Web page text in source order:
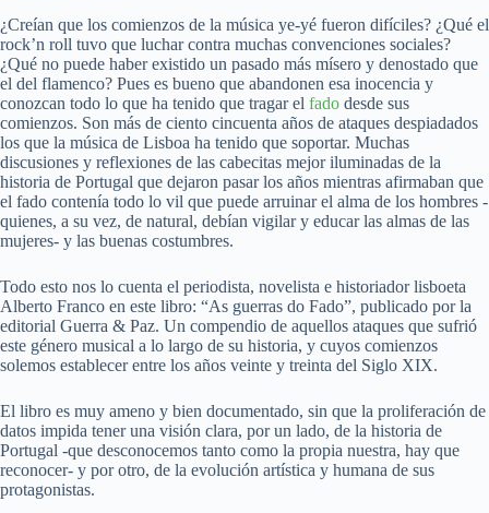
¿Creían que los comienzos de la música ye-yé fueron difíciles? ¿Qué el
rock’n roll tuvo que luchar contra muchas convenciones sociales?
¿Qué no puede haber existido un pasado más mísero y denostado que
el del flamenco? Pues es bueno que abandonen esa inocencia y
conozcan todo lo que ha tenido que tragar el fado desde sus
comienzos. Son más de ciento cincuenta años de ataques despiadados
los que la música de Lisboa ha tenido que soportar. Muchas
discusiones y reflexiones de las cabecitas mejor iluminadas de la
historia de Portugal que dejaron pasar los años mientras afirmaban que
el fado contenía todo lo vil que puede arruinar el alma de los hombres -
quienes, a su vez, de natural, debían vigilar y educar las almas de las
mujeres- y las buenas costumbres.
Todo esto nos lo cuenta el periodista, novelista e historiador lisboeta
Alberto Franco en este libro: “As guerras do Fado”, publicado por la
editorial Guerra & Paz. Un compendio de aquellos ataques que sufrió
este género musical a lo largo de su historia, y cuyos comienzos
solemos establecer entre los años veinte y treinta del Siglo XIX.
El libro es muy ameno y bien documentado, sin que la proliferación de
datos impida tener una visión clara, por un lado, de la historia de
Portugal -que desconocemos tanto como la propia nuestra, hay que
reconocer- y por otro, de la evolución artística y humana de sus
protagonistas.